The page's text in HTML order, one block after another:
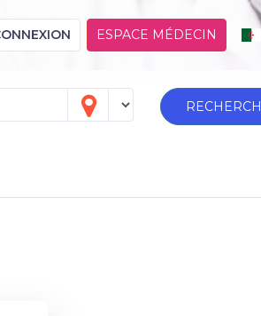
ESPACE MÉDECIN